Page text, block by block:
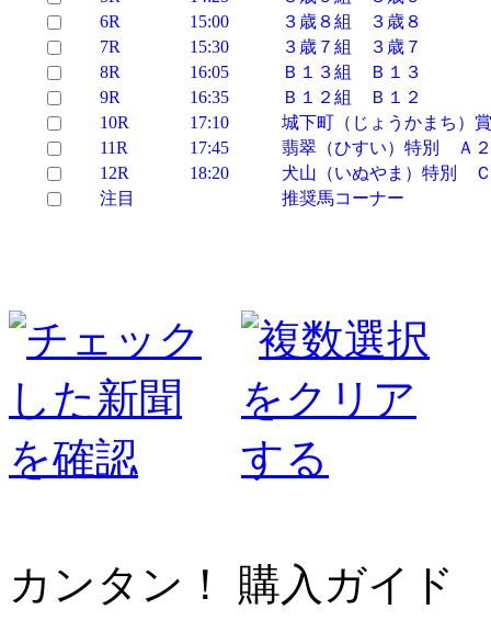
6R
15:00
３歳８組 ３歳８
7R
15:30
３歳７組 ３歳７
8R
16:05
Ｂ１３組 Ｂ１３
9R
16:35
Ｂ１２組 Ｂ１２
10R
17:10
城下町（じょうかまち）
11R
17:45
翡翠（ひすい）特別 Ａ
12R
18:20
犬山（いぬやま）特別
注目
推奨馬コーナー
カンタン！ 購入ガイド